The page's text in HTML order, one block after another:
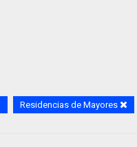
Residencias de Mayores